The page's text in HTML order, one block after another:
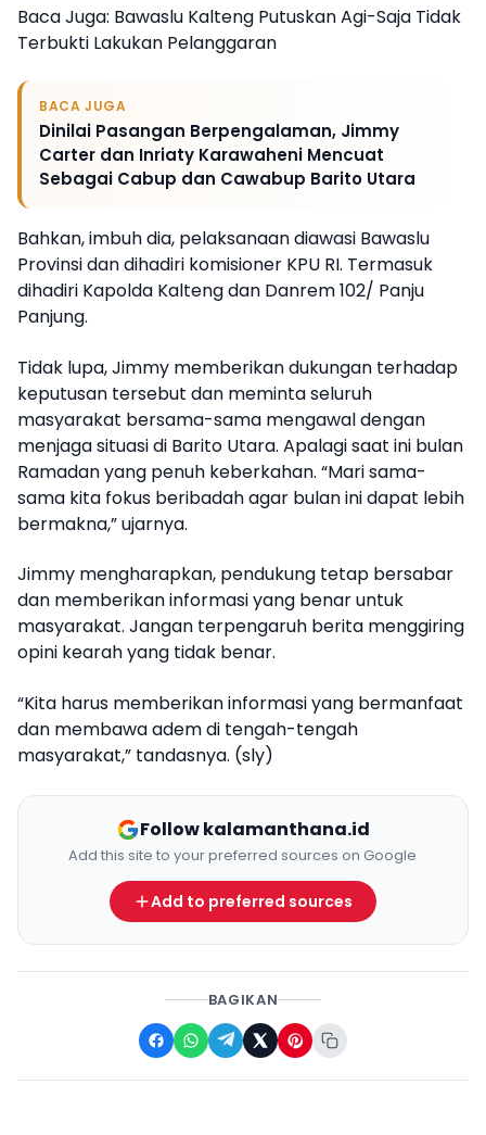
Baca Juga: Bawaslu Kalteng Putuskan Agi-Saja Tidak
Terbukti Lakukan Pelanggaran
BACA JUGA
Dinilai Pasangan Berpengalaman, Jimmy
Carter dan Inriaty Karawaheni Mencuat
Sebagai Cabup dan Cawabup Barito Utara
Bahkan, imbuh dia, pelaksanaan diawasi Bawaslu
Provinsi dan dihadiri komisioner KPU RI. Termasuk
dihadiri Kapolda Kalteng dan Danrem 102/ Panju
Panjung.
Tidak lupa, Jimmy memberikan dukungan terhadap
keputusan tersebut dan meminta seluruh
masyarakat bersama-sama mengawal dengan
menjaga situasi di Barito Utara. Apalagi saat ini bulan
Ramadan yang penuh keberkahan. “Mari sama-
sama kita fokus beribadah agar bulan ini dapat lebih
bermakna,” ujarnya.
Jimmy mengharapkan, pendukung tetap bersabar
dan memberikan informasi yang benar untuk
masyarakat. Jangan terpengaruh berita menggiring
opini kearah yang tidak benar.
“Kita harus memberikan informasi yang bermanfaat
dan membawa adem di tengah-tengah
masyarakat,” tandasnya. (sly)
Follow kalamanthana.id
Add this site to your preferred sources on Google
Add to preferred sources
BAGIKAN